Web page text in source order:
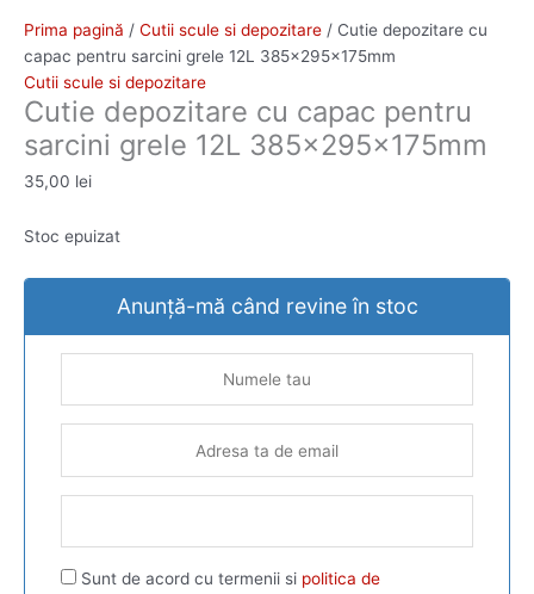
Prima pagină / Cutii scule si depozitare / Cutie depozitare cu
capac pentru sarcini grele 12L 385x295x175mm
Cutii scule si depozitare
Cutie depozitare cu capac pentru
sarcini grele 12L 385x295x175mm
35,00 lei
Stoc epuizat
Anunță-mă când revine în stoc
Sunt de acord cu termenii si politica de